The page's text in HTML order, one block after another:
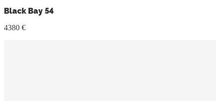
Black Bay 54
4380 €